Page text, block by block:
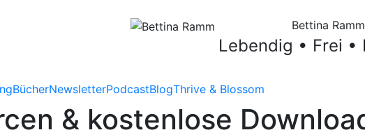
Bettina Ramm
Lebendig • Frei •
BücherNewsletterPodcastBlogThrive & Blossom
& kostenlose